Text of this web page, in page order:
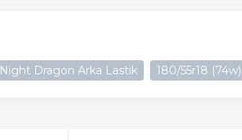
Night Dragon Arka Lastik 180/55r18 (74w)